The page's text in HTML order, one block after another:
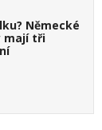
Německé
mají tři